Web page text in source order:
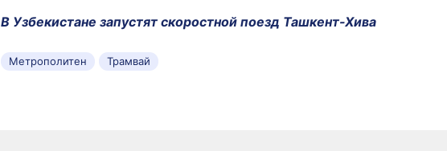
В Узбекистане запустят скоростной поезд Ташкент-Хива
Метрополитен Трамвай